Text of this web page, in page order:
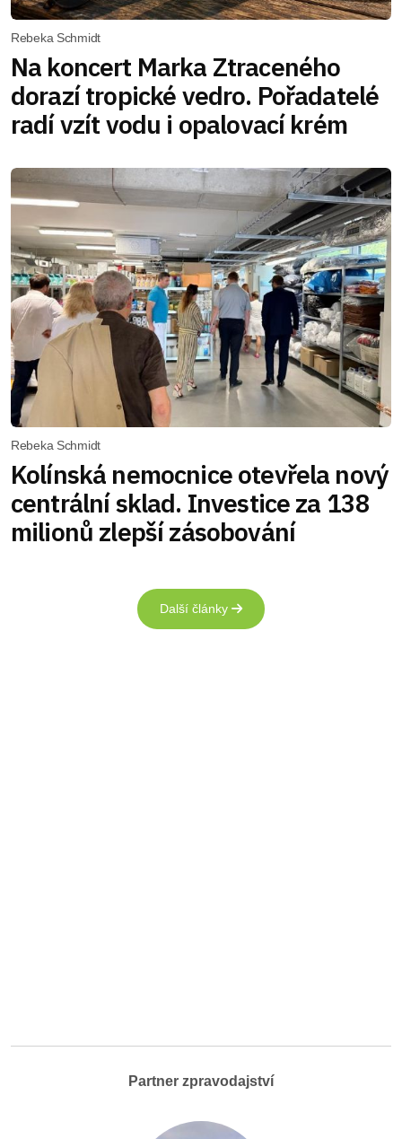
Rebeka Schmidt
Na koncert Marka Ztraceného
dorazí tropické vedro. Pořadatelé
radí vzít vodu i opalovací krém
Rebeka Schmidt
Kolínská nemocnice otevřela nový
centrální sklad. Investice za 138
milionů zlepší zásobování
Další články
Partner zpravodajství